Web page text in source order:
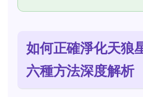
如何正確淨化天狼
六種方法深度解析